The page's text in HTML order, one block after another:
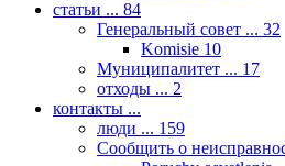
статьи ... 84
Генеральный совет ... 32
Komisie 10
Муниципалитет ... 17
отходы ... 2
контакты ...
люди ... 159
Сообщить о